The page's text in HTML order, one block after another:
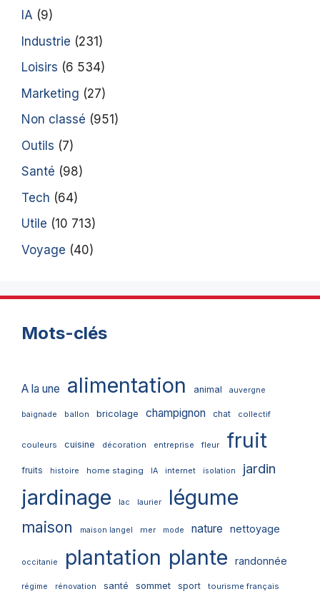
IA (9)
Industrie (231)
Loisirs (6 534)
Marketing (27)
Non classé (951)
Outils (7)
Santé (98)
Tech (64)
Utile (10 713)
Voyage (40)
Mots-clés
A la une alimentation animal auvergne
baignade ballon bricolage champignon chat collectif
couleurs cuisine décoration entreprise fleur fruit
fruits histoire home staging IA internet isolation jardin
jardinage lac laurier légume
maison maison langel mer mode nature nettoyage
occitanie plantation plante randonnée
régime rénovation santé sommet sport tourisme français